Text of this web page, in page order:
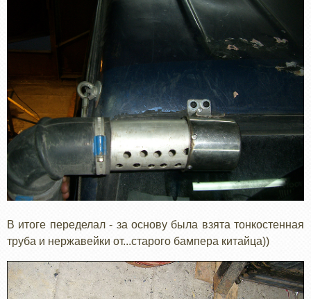
В итоге переделал - за основу была взята тонкостенная
труба и нержавейки от...старого бампера китайца))